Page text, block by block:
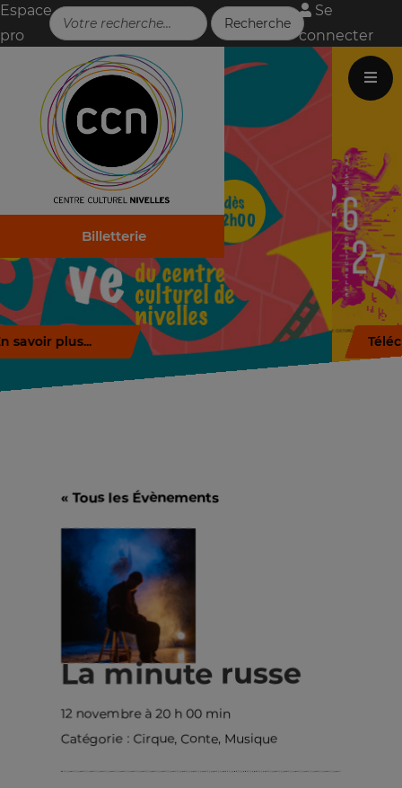
Espace
pro
Se
connecter
Billetterie
Télécharger la brochure (.pdf)
« Tous les Évènements
La minute russe
12 novembre à 20 h 00 min
Catégorie : Cirque, Conte, Musique